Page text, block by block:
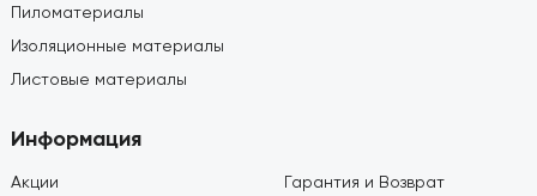
Пиломатериалы
Изоляционные материалы
Листовые материалы
Информация
Акции
Гарантия и Возврат